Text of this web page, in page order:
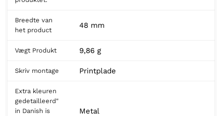
Breedte van
het product
48 mm
Vægt Produkt 9,86 g
Skriv montage Printplade
Extra kleuren
gedetailleerd"
in Danish is
Metal